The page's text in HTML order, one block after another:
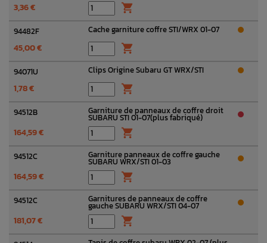
3,36 € 
94482F Cache garniture coffre STI/WRX 01-07
45,00 € 
94071U Clips Origine Subaru GT WRX/STI
1,78 € 
94512B Garniture de panneaux de coffre droit
SUBARU STI 01-07(plus fabriqué)
164,59 € 
94512C Garniture panneaux de coffre gauche
SUBARU WRX/STI 01-03
164,59 € 
94512C Garnitures de panneaux de coffre
gauche SUBARU WRX/STI 04-07
181,07 € 